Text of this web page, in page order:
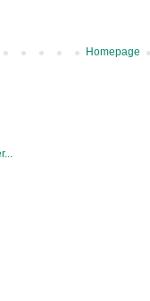
Homepage